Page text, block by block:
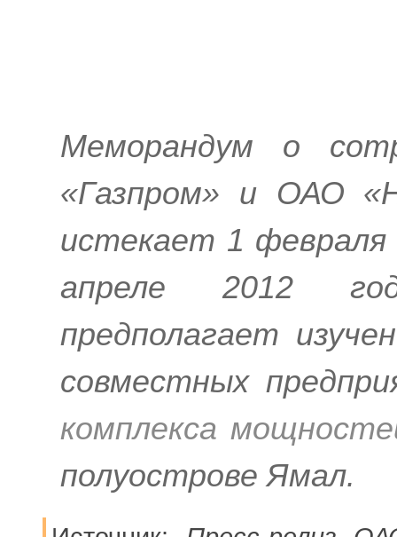
Меморандум о
«Газпром» и ОАО
истекает 1 февраля
апреле 2012
предполагает
совместных
комплекса
полуострове Ямал.